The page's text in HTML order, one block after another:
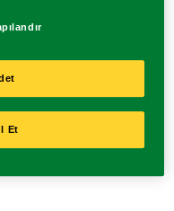
gerektiği
Et